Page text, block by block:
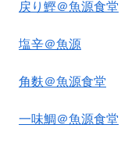
戻り鰹＠魚源食堂
塩辛＠魚源
角麩＠魚源食堂
一味鯛＠魚源食堂